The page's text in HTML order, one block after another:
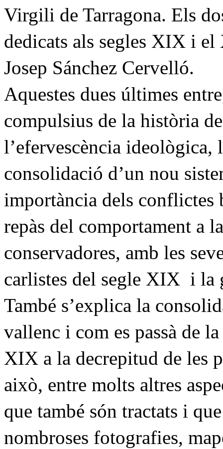
Virgili de Tarragona. Els
dedicats als segles XIX i
Josep Sánchez Cervelló.
Aquestes dues últimes
compulsius de la història
l’efervescència
consolidació d’un nou
importància dels conflictes
repàs del comportament a
conservadores, amb les
carlistes del segle XIX i la
També s’explica la
vallenc i com es passà de
XIX a la decrepitud de les
això, entre molts altres
que també són tractats i
nombroses fotografies,